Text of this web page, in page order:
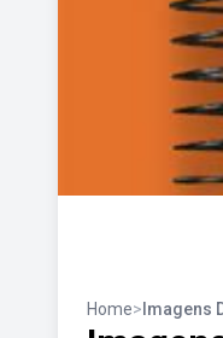
Home> Imagens